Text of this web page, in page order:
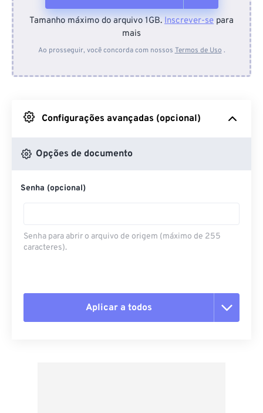
Do dispositivo
Do Google Drive
Do OneDrive
Da URL
Tamanho máximo do arquivo 1GB. Inscrever-se para
mais
Ao prosseguir, você concorda com nossos Termos de Uso .
Configurações avançadas (opcional)
Opções de documento
Senha (opcional)
Senha para abrir o arquivo de origem (máximo de 255
caracteres).
Aplicar a todos